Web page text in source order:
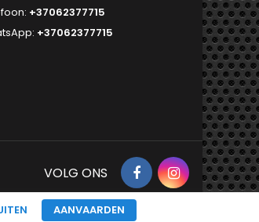
+37062377715
+37062377715
AANVAARDEN
FacebookInstagram
VOLG ONS